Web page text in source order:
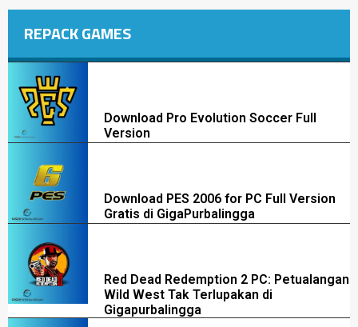
REPACK GAMES
Download Pro Evolution Soccer Full
Version
Download PES 2006 for PC Full Version
Gratis di GigaPurbalingga
Red Dead Redemption 2 PC: Petualangan
Wild West Tak Terlupakan di
Gigapurbalingga